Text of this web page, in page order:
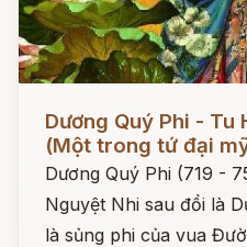
Dương Quý Phi - Tu
(Một trong tứ đại
Dương Quý Phi (719 -
Nguyệt Nhi sau đổi là
là sủng phi của vua